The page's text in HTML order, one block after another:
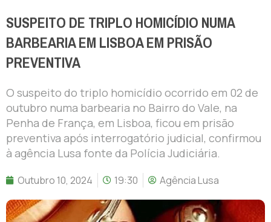
SUSPEITO DE TRIPLO HOMICÍDIO NUMA
BARBEARIA EM LISBOA EM PRISÃO
PREVENTIVA
O suspeito do triplo homicídio ocorrido em 02 de
outubro numa barbearia no Bairro do Vale, na
Penha de França, em Lisboa, ficou em prisão
preventiva após interrogatório judicial, confirmou
à agência Lusa fonte da Polícia Judiciária.
Outubro 10, 2024 19:30 Agência Lusa